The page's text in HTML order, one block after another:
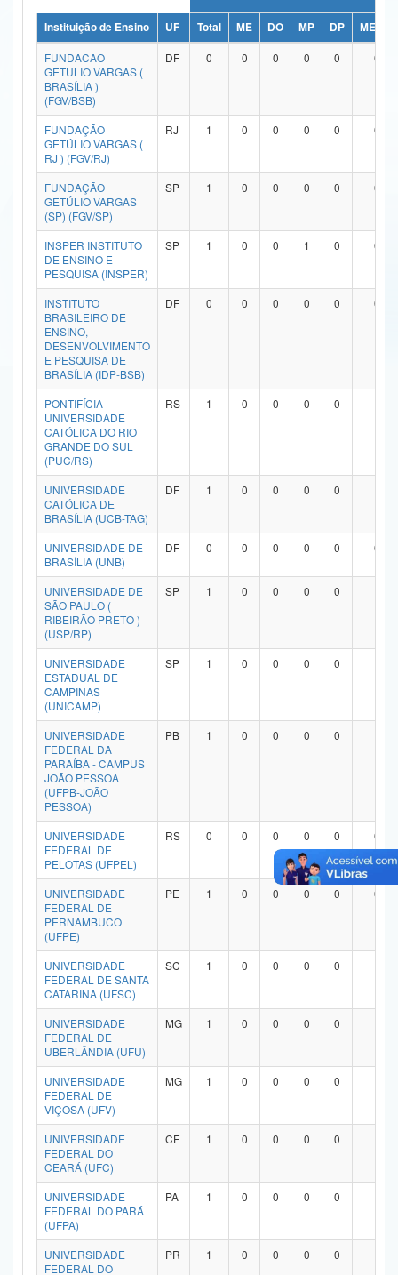
Ministério da Ciência, Tecnologia, Inovações e Comunicações
Ministério do Meio Ambiente
Ministério do Turismo
Ministério do Desenvolvimento Regional
Controladoria-Geral da União
Ministério da Mulher, da Família e dos Direitos Humanos
Secretaria-Geral
Secretaria de Governo
Gabinete de Segurança Institucional
Advocacia-Geral da União
Banco Central do Brasil
Instituição de Ensino UF Total ME DO MP DP
ME/DO
FUNDACAO
GETULIO VARGAS (
BRASÍLIA )
(FGV/BSB)
DF 0 0 0 0 0 0
FUNDAÇÃO
GETÚLIO VARGAS (
RJ ) (FGV/RJ)
RJ 1 0 0 0 0 0
FUNDAÇÃO
GETÚLIO VARGAS
(SP) (FGV/SP)
SP 1 0 0 0 0 0
INSPER INSTITUTO
DE ENSINO E
PESQUISA (INSPER)
SP 1 0 0 1 0 0
INSTITUTO
BRASILEIRO DE
ENSINO,
DESENVOLVIMENTO
E PESQUISA DE
BRASÍLIA (IDP-BSB)
DF 0 0 0 0 0 0
PONTIFÍCIA
UNIVERSIDADE
CATÓLICA DO RIO
GRANDE DO SUL
(PUC/RS)
RS 1 0 0 0 0
UNIVERSIDADE
CATÓLICA DE
BRASÍLIA (UCB-TAG)
DF 1 0 0 0 0
UNIVERSIDADE DE
BRASÍLIA (UNB)
DF 0 0 0 0 0 0
UNIVERSIDADE DE
SÃO PAULO (
RIBEIRÃO PRETO )
(USP/RP)
SP 1 0 0 0 0
UNIVERSIDADE
ESTADUAL DE
CAMPINAS
(UNICAMP)
SP 1 0 0 0 0
UNIVERSIDADE
FEDERAL DA
PARAÍBA - CAMPUS
JOÃO PESSOA
(UFPB-JOÃO
PESSOA)
PB 1 0 0 0 0
UNIVERSIDADE
FEDERAL DE
PELOTAS (UFPEL)
RS 0 0 0 0 0 0
UNIVERSIDADE
FEDERAL DE
PERNAMBUCO
(UFPE)
PE 1 0 0 0 0 0
UNIVERSIDADE
FEDERAL DE SANTA
CATARINA (UFSC)
SC 1 0 0 0 0
UNIVERSIDADE
FEDERAL DE
UBERLÂNDIA (UFU)
MG 1 0 0 0 0
UNIVERSIDADE
FEDERAL DE
VIÇOSA (UFV)
MG 1 0 0 0 0
UNIVERSIDADE
FEDERAL DO
CEARÁ (UFC)
CE 1 0 0 0 0
UNIVERSIDADE
FEDERAL DO PARÁ
(UFPA)
PA 1 0 0 0 0
UNIVERSIDADE
FEDERAL DO
PR 1 0 0 0 0